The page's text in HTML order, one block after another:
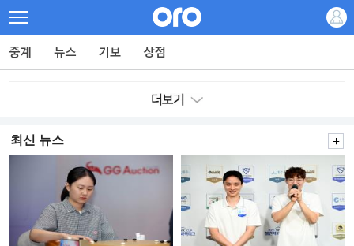
최신 뉴스